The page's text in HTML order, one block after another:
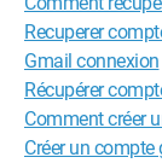
Recuperer
Gmail connexion
Récupérer
Comment créer
Créer un compte